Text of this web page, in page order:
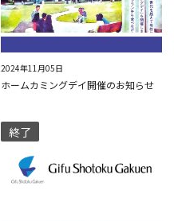
2024年11月05日
ホームカミングデイ開催のお知らせ
終了